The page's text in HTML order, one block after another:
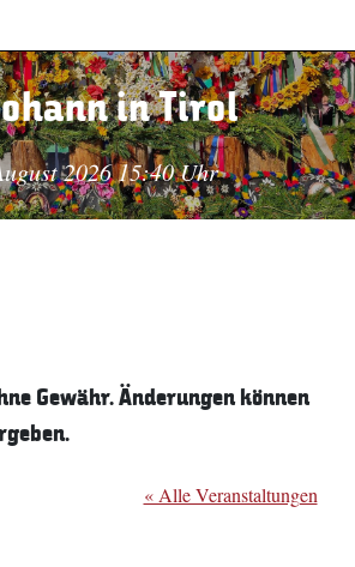
in Tirol
2026 15:40 Uhr
Gewähr. Änderungen können
« Alle Veranstaltungen